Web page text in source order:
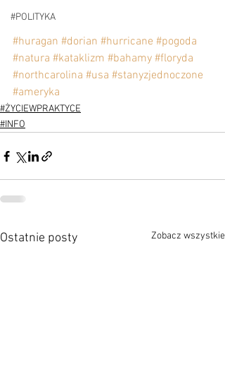
#POLITYKA
#huragan #dorian #hurricane #pogoda
#natura #kataklizm #bahamy #floryda
#northcarolina #usa #stanyzjednoczone
#ameryka
#ŻYCIEWPRAKTYCE
#INFO
Ostatnie posty Zobacz wszystkie